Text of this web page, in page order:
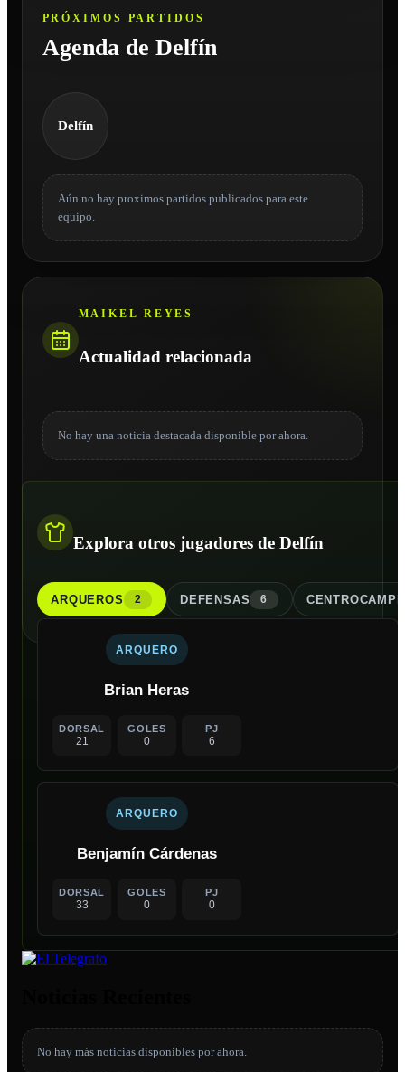
PRÓXIMOS PARTIDOS
Agenda de Delfín
Delfín
Aún no hay proximos partidos publicados para este
equipo.
MAIKEL REYES
Actualidad relacionada
No hay una noticia destacada disponible por ahora.
Explora otros jugadores de Delfín
ARQUEROS 2 DEFENSAS 6
ARQUERO
Brian Heras
DORSAL
21
GOLES
0
PJ
6
ARQUERO
Benjamín Cárdenas
DORSAL
33
GOLES
0
PJ
0
No hay más noticias disponibles por ahora.